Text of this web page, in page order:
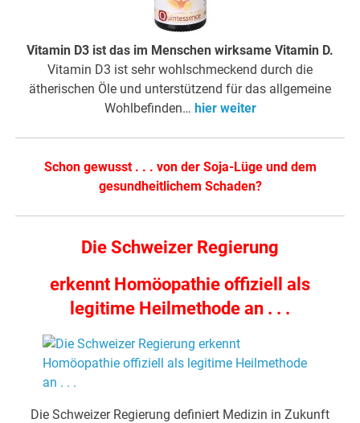
Vitamin D3 ist das im Menschen wirksame Vitamin D.
Vitamin D3 ist sehr wohlschmeckend durch die
ätherischen Öle und unterstützend für das allgemeine
Wohlbefinden… hier weiter
Schon gewusst . . . von der Soja-Lüge und dem
gesundheitlichem Schaden?
Die Schweizer Regierung
erkennt Homöopathie offiziell als
legitime Heilmethode an . . .
Die Schweizer Regierung definiert Medizin in Zukunft